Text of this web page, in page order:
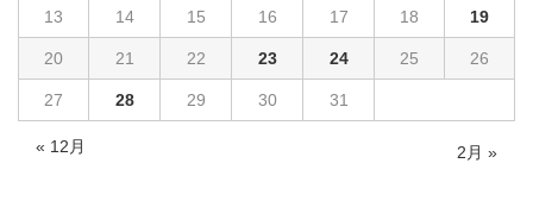
« 12月 2月 »
13 14 15 16 17 18 19
20 21 22 23 24 25 26
27 28 29 30 31